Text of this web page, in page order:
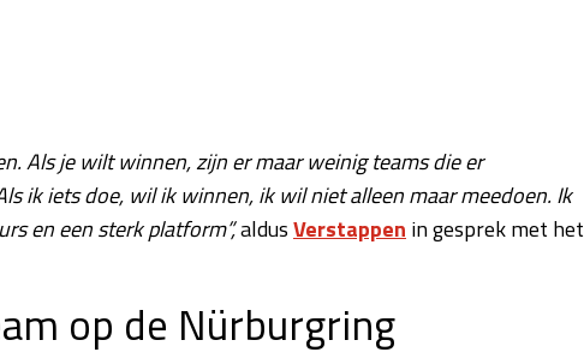
Als je wilt winnen, zijn er maar weinig teams die er
ik iets doe, wil ik winnen, ik wil niet alleen maar meedoen. Ik
en een sterk platform”,aldusVerstappen in gesprek met het
op de Nürburgring